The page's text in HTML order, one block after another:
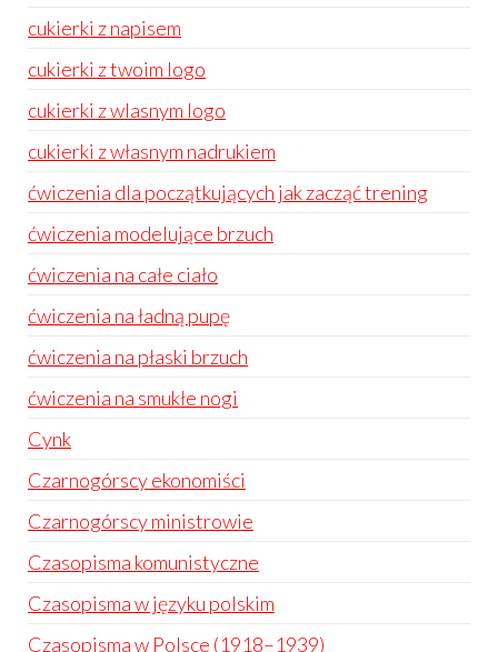
cukierki z napisem
cukierki z twoim logo
cukierki z wlasnym logo
cukierki z własnym nadrukiem
ćwiczenia dla początkujących jak zacząć trening
ćwiczenia modelujące brzuch
ćwiczenia na całe ciało
ćwiczenia na ładną pupę
ćwiczenia na płaski brzuch
ćwiczenia na smukłe nogi
Cynk
Czarnogórscy ekonomiści
Czarnogórscy ministrowie
Czasopisma komunistyczne
Czasopisma w języku polskim
Czasopisma w Polsce (1918–1939)